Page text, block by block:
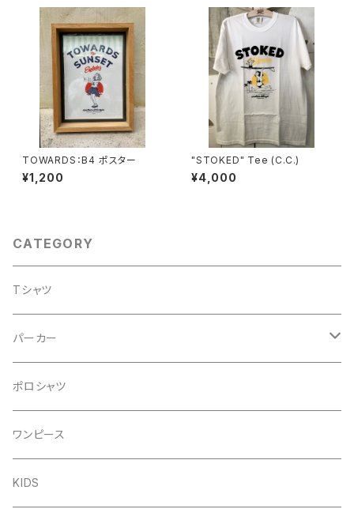
TOWARDS：B4 ポスター
¥1,200
"STOKED" Tee (C.C.)
¥4,000
CATEGORY
Tシャツ
パーカー
プルオーバー
DENIM
FRENCH
ジップアップ
DENIM
ポロシャツ
ワンピース
KIDS